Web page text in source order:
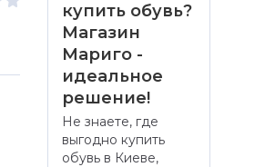
купить обувь?
Магазин
Мариго -
идеальное
решение!
Не знаете, где
выгодно купить
обувь в Киеве,